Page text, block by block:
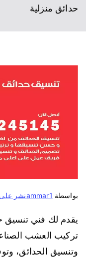
حدائق منزلية
بواسطة ammar1نشر على
يقدم لك فني تنسيق
تركيب العشب
وتنسيق الحدائق،